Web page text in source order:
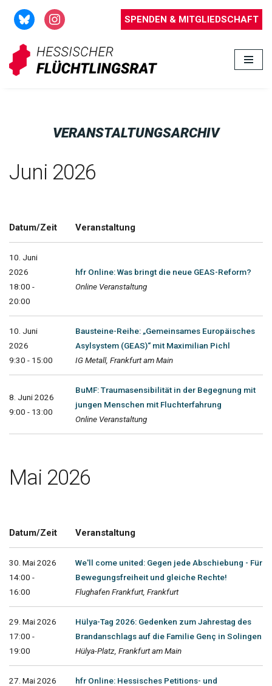
Zum
Inhalt
springen
SPENDEN & MITGLIEDSCHAFT
VERANSTALTUNGSARCHIV
Juni 2026
Datum/Zeit Veranstaltung
10. Juni
2026
18:00 -
20:00
hfr Online: Was bringt die neue GEAS-Reform?
Online Veranstaltung
10. Juni
2026
9:30 - 15:00
Bausteine-Reihe: „Gemeinsames Europäisches
Asylsystem (GEAS)“ mit Maximilian Pichl
IG Metall, Frankfurt am Main
8. Juni 2026
9:00 - 13:00
BuMF: Traumasensibilität in der Begegnung mit
jungen Menschen mit Fluchterfahrung
Online Veranstaltung
Mai 2026
Datum/Zeit Veranstaltung
30. Mai 2026
14:00 -
16:00
We'll come united: Gegen jede Abschiebung - Für
Bewegungsfreiheit und gleiche Rechte!
Flughafen Frankfurt, Frankfurt
29. Mai 2026
17:00 -
19:00
Hülya-Tag 2026: Gedenken zum Jahrestag des
Brandanschlags auf die Familie Genç in Solingen
Hülya-Platz, Frankfurt am Main
27. Mai 2026
hfr Online: Hessisches Petitions- und